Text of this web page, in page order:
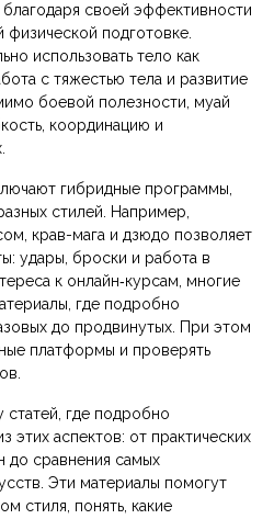
своей эффективности
подготовке.
использовать тело как
с тяжестью тела и развитие
боевой полезности, муай
координацию и
гибридные программы,
стилей. Например,
крав-мага и дзюдо позволяет
удары, броски и работа в
к онлайн‑курсам, многие
где подробно
до продвинутых. При этом
платформы и проверять
где подробно
этих аспектов: от практических
до сравнения самых
Эти материалы помогут
стиля, понять, какие